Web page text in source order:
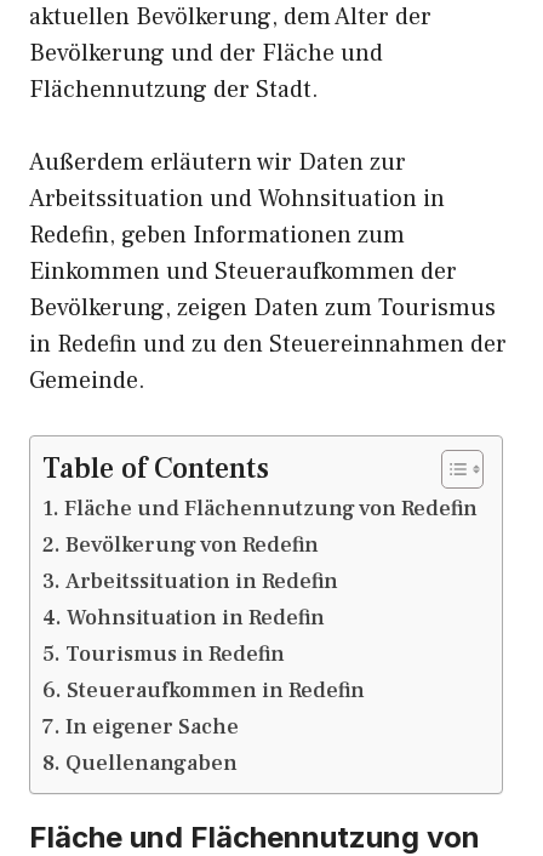
aktuellen Bevölkerung, dem Alter der
Bevölkerung und der Fläche und
Flächennutzung der Stadt.
Außerdem erläutern wir Daten zur
Arbeitssituation und Wohnsituation in
Redefin, geben Informationen zum
Einkommen und Steueraufkommen der
Bevölkerung, zeigen Daten zum Tourismus
in Redefin und zu den Steuereinnahmen der
Gemeinde.
Table of Contents
Fläche und Flächennutzung von Redefin
Bevölkerung von Redefin
Arbeitssituation in Redefin
Wohnsituation in Redefin
Tourismus in Redefin
Steueraufkommen in Redefin
In eigener Sache
Quellenangaben
Fläche und Flächennutzung von